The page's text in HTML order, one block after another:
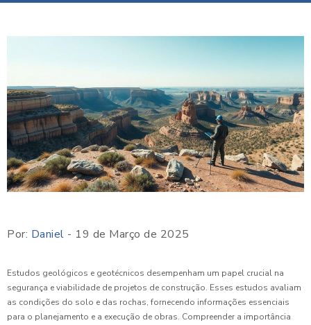
Por: Daniel - 19 de Março de 2025
Estudos geológicos e geotécnicos desempenham um papel crucial na
segurança e viabilidade de projetos de construção. Esses estudos avaliam
as condições do solo e das rochas, fornecendo informações essenciais
para o planejamento e a execução de obras. Compreender a importância